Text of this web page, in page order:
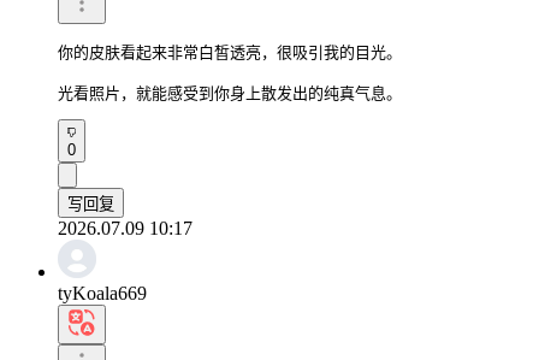
你的皮肤看起来非常白皙透亮，很吸引我的目光。
光看照片，就能感受到你身上散发出的纯真气息。
0
写回复
2026.07.09 10:17
tyKoala669